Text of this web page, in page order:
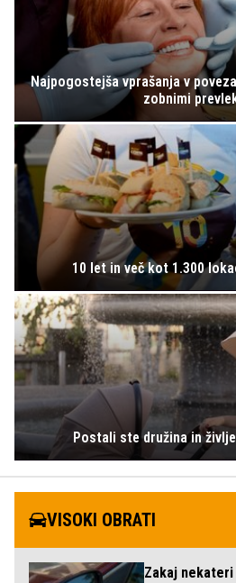
Najpogostejša vprašanja v
zobnimi
10 let in več kot 1.300
Postali ste družina in
VISOKI OBRATI
Zakaj